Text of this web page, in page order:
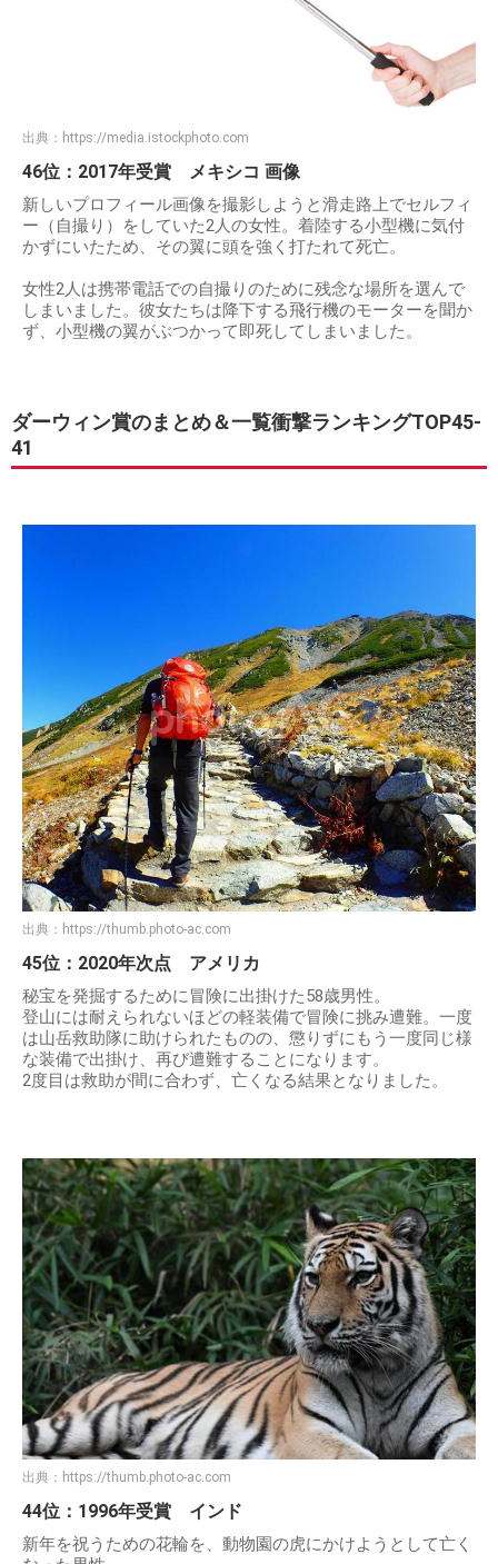
出典： https://media.istockphoto.com
46位：2017年受賞 メキシコ 画像
新しいプロフィール画像を撮影しようと滑走路上でセルフィ
ー（自撮り）をしていた2人の女性。着陸する小型機に気付
かずにいたため、その翼に頭を強く打たれて死亡。
女性2人は携帯電話での自撮りのために残念な場所を選んで
しまいました。彼女たちは降下する飛行機のモーターを聞か
ず、小型機の翼がぶつかって即死してしまいました。
ダーウィン賞のまとめ＆一覧衝撃ランキングTOP45-
41
出典： https://thumb.photo-ac.com
45位：2020年次点 アメリカ
秘宝を発掘するために冒険に出掛けた58歳男性。
登山には耐えられないほどの軽装備で冒険に挑み遭難。一度
は山岳救助隊に助けられたものの、懲りずにもう一度同じ様
な装備で出掛け、再び遭難することになります。
2度目は救助が間に合わず、亡くなる結果となりました。
出典： https://thumb.photo-ac.com
44位：1996年受賞 インド
新年を祝うための花輪を、動物園の虎にかけようとして亡く